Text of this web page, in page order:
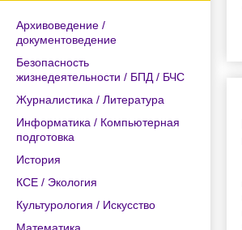
Архивоведение /
документоведение
Безопасность
жизнедеятельности / БПД / БЧС
Журналистика / Литература
Информатика / Компьютерная
подготовка
История
КСЕ / Экология
Культурология / Искусство